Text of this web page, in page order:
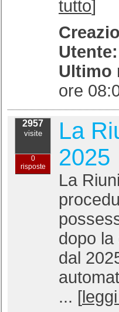
tutto]
Utente:
Ultimo
ore
2957
visite
0
risposte
La
2025
La
dopo
dal
... [